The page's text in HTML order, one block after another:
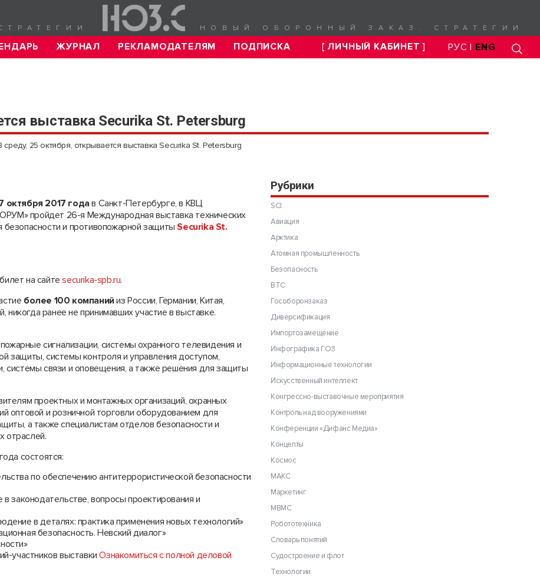
НОВЫЙ ОБОРОННЫЙ ЗАКАЗ. СТРАТЕГИИ
ЖУРНАЛ РЕКЛАМОДАТЕЛЯМ ПОДПИСКА [ ЛИЧНЫЙ КАБИНЕТ ] РУС | ENG
выставка Securika St. Petersburg
среду, 25 октября, открывается выставка Securika St. Petersburg
октября 2017 года в Санкт-Петербурге, в КВЦ
пройдет 26-я Международная выставка технических
безопасности и противопожарной защитыSecurikaSt.
на сайтеsecurika-spb.ru.
более 100 компаний из России, Германии, Китая,
никогда ранее не принимавших участие в выставке.
сигнализации, системы охранного телевидения и
защиты, системы контроля и управления доступом,
системы связи и оповещения, а также решения для защиты
проектных и монтажных организаций, охранных
оптовой и розничной торговли оборудованием для
а также специалистам отделов безопасности и
отраслей.
состоятся:
по обеспечению антитеррористической безопасности
законодательстве, вопросы проектирования и
в деталях: практика применения новых технологий»
безопасность. Невский диалог»
участников выставкиОзнакомиться с полной деловой
Рубрики
SCI.
Авиация
Арктика
Атомная промышленность
Безопасность
ВТС
Гособоронзаказ
Диверсификация
Импортозамещение
Инфографика ГОЗ
Информационные технологии
Искусственный интеллект
Конгрессно-выставочные мероприятия
Контроль над вооружениями
Конференции «Дифанс Медиа»
Концепты
Космос
МАКС
Маркетинг
МВМС
Робототехника
Словарь понятий
Судостроение и флот
Технологии